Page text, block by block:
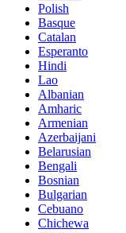
Polish
Basque
Catalan
Esperanto
Hindi
Lao
Albanian
Amharic
Armenian
Azerbaijani
Belarusian
Bengali
Bosnian
Bulgarian
Cebuano
Chichewa